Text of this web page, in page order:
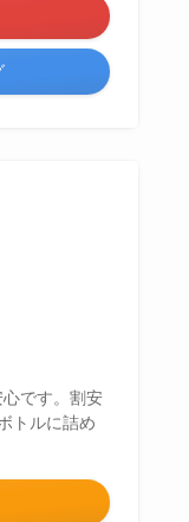
です。割安
トルに詰め